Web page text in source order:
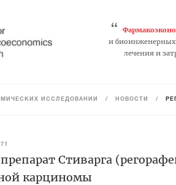
“
и биоинженерных
лечения и
ИССЛЕДОВАНИЙ / НОВОСТИ /
Стиварга
карциномы